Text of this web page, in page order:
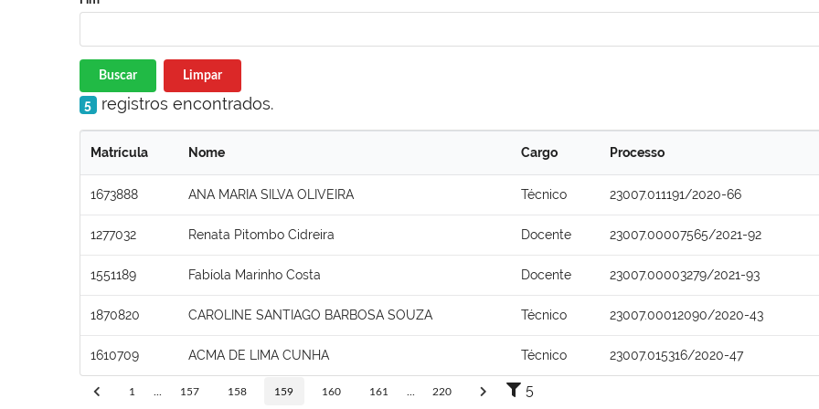
Buscar Limpar
5 registros encontrados.
Matrícula Nome Cargo Processo
1673888 ANA MARIA SILVA OLIVEIRA Técnico 23007.011191/2020-66
1277032 Renata Pitombo Cidreira Docente 23007.00007565/2021-92
1551189 Fabíola Marinho Costa Docente 23007.00003279/2021-93
1870820 CAROLINE SANTIAGO BARBOSA SOUZA Técnico 23007.00012090/2020-43
1610709 ACMA DE LIMA CUNHA Técnico 23007.015316/2020-47
1 157 158 159 160 161 220 5